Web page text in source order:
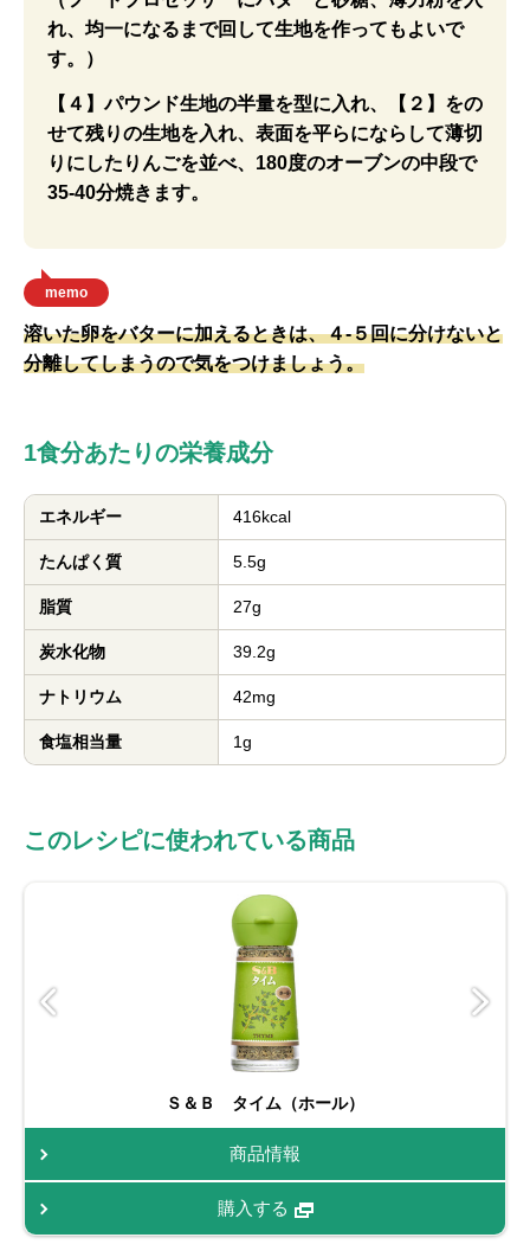
れ、均一になるまで回して生地を作ってもよいで
す。）
【４】パウンド生地の半量を型に入れ、【２】をの
せて残りの生地を入れ、表面を平らにならして薄切
りにしたりんごを並べ、180度のオーブンの中段で
35-40分焼きます。
memo
溶いた卵をバターに加えるときは、４-５回に分けないと
分離してしまうので気をつけましょう。
1食分あたりの栄養成分
エネルギー 416kcal
たんぱく質 5.5g
脂質 27g
炭水化物 39.2g
ナトリウム 42mg
食塩相当量 1g
このレシピに使われている商品
Ｓ＆Ｂ タイム（ホール）
商品情報
購入する